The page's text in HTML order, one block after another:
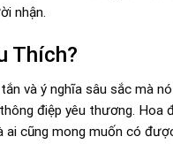
nhận.
Thích?
và ý nghĩa sâu sắc mà
điệp yêu thương.
ai cũng mong muốn có